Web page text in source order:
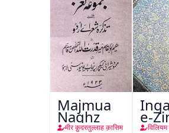
Majmua
Naghz
मीर क़ुदरतुल्लाह क़ासिम
e-